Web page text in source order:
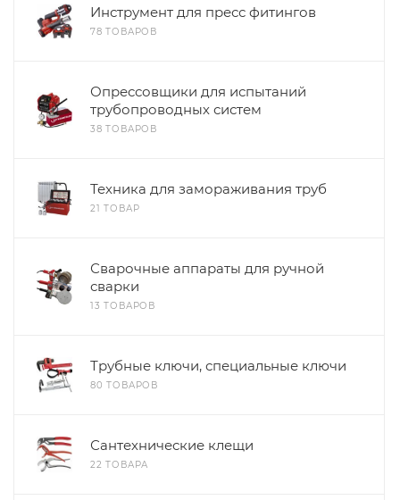
Инструмент для пресс фитингов
78 ТОВАРОВ
Опрессовщики для испытаний
трубопроводных систем
38 ТОВАРОВ
Техника для замораживания труб
21 ТОВАР
Сварочные аппараты для ручной
сварки
13 ТОВАРОВ
Трубные ключи, специальные ключи
80 ТОВАРОВ
Сантехнические клещи
22 ТОВАРА